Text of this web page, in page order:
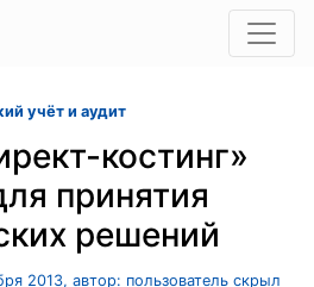
учёт и аудит
костинг»
принятия
решений
2013, автор: пользователь скрыл